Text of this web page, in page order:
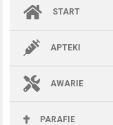
START
APTEKI
AWARIE
PARAFIE